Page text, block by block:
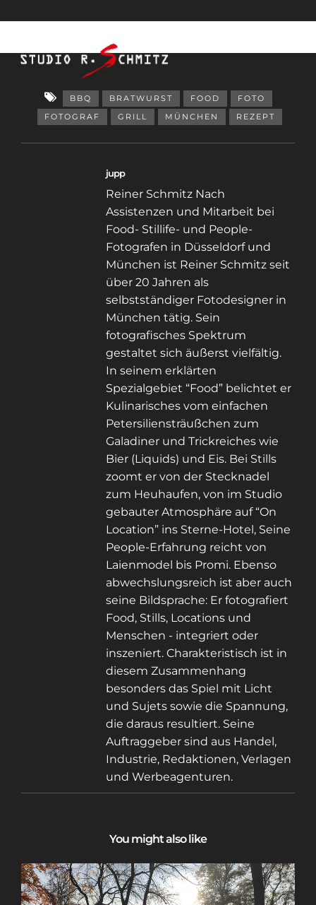
BBQ BRATWURST FOOD
FOTO
FOTOGRAF
GRILL MÜNCHEN REZEPT
jupp
Reiner Schmitz Nach
Assistenzen und Mitarbeit bei
Food- Stillife- und People-
Fotografen in Düsseldorf und
München ist Reiner Schmitz seit
über 20 Jahren als
selbstständiger Fotodesigner in
München tätig. Sein
fotografisches Spektrum
gestaltet sich äußerst vielfältig.
In seinem erklärten
Spezialgebiet “Food” belichtet er
Kulinarisches vom einfachen
Petersiliensträußchen zum
Galadiner und Trickreiches wie
Bier (Liquids) und Eis. Bei Stills
zoomt er von der Stecknadel
zum Heuhaufen, von im Studio
gebauter Atmosphäre auf “On
Location” ins Sterne-Hotel, Seine
People-Erfahrung reicht von
Laienmodel bis Promi. Ebenso
abwechslungsreich ist aber auch
seine Bildsprache: Er fotografiert
Food, Stills, Locations und
Menschen - integriert oder
inszeniert. Charakteristisch ist in
diesem Zusammenhang
besonders das Spiel mit Licht
und Sujets sowie die Spannung,
die daraus resultiert. Seine
Auftraggeber sind aus Handel,
Industrie, Redaktionen, Verlagen
und Werbeagenturen.
You might also like